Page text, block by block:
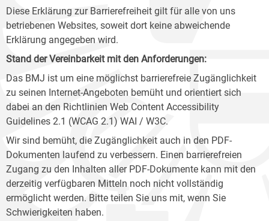
Diese Erklärung zur Barrierefreiheit gilt für alle von uns
betriebenen Websites, soweit dort keine abweichende
Erklärung angegeben wird.
Stand der Vereinbarkeit mit den Anforderungen:
Das BMJ ist um eine möglichst barrierefreie Zugänglichkeit
zu seinen Internet-Angeboten bemüht und orientiert sich
dabei an den Richtlinien Web Content Accessibility
Guidelines 2.1 (WCAG 2.1) WAI / W3C.
Wir sind bemüht, die Zugänglichkeit auch in den PDF-
Dokumenten laufend zu verbessern. Einen barrierefreien
Zugang zu den Inhalten aller PDF-Dokumente kann mit den
derzeitig verfügbaren Mitteln noch nicht vollständig
ermöglicht werden. Bitte teilen Sie uns mit, wenn Sie
Schwierigkeiten haben.